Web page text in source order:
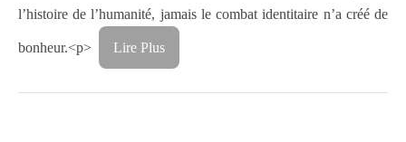
l’histoire de l’humanité, jamais le combat identitaire n’a créé de
bonheur.<p> Lire Plus